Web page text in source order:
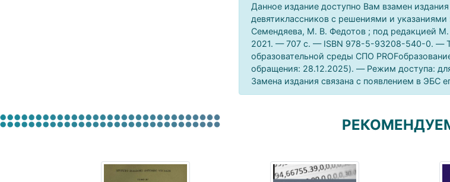
Данное издание доступно Вам взамен
девятиклассников с решениями и
Семендяева, М. В. Федотов ; под редакцией
2021. — 707 c. — ISBN 978-5-93208-540-0. —
образовательной среды СПО
обращения: 28.12.2025). — Режим доступа:
Замена издания связана с появлением в ЭБС